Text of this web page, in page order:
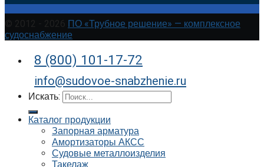
© 2012 - 2026 ПО «Трубное решение» — комплексное
судоснабжение
8 (800) 101-17-72
info@sudovoe-snabzhenie.ru
Искать:
Каталог продукции
Запорная арматура
Амортизаторы АКСС
Судовые металлоизделия
Такелаж